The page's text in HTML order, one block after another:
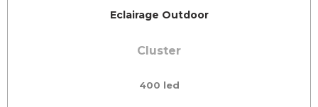
Eclairage Outdoor
Cluster
400 led